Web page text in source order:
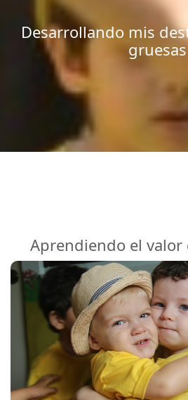
Desarrollando mis
gruesas
Aprendiendo el valor